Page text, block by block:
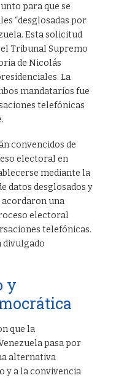
para que se
“desglosadas por
Esta solicitud
el Tribunal Supremo
de Nicolás
La
mandatarios fue
telefónicas
convencidos de
electoral en
mediante la
datos desglosados y
una
electoral
telefónicas.
divulgado
y
que la
pasa por
alternativa
y a la convivencia